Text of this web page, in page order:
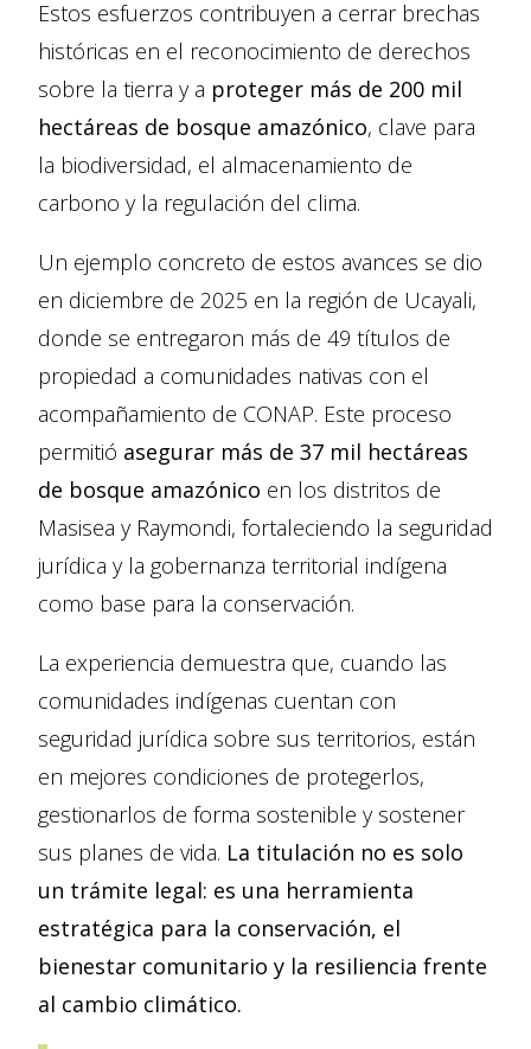
Estos esfuerzos contribuyen a cerrar brechas
históricas en el reconocimiento de derechos
sobre la tierra y a proteger más de 200 mil
hectáreas de bosque amazónico, clave para
la biodiversidad, el almacenamiento de
carbono y la regulación del clima.
Un ejemplo concreto de estos avances se dio
en diciembre de 2025 en la región de Ucayali,
donde se entregaron más de 49 títulos de
propiedad a comunidades nativas con el
acompañamiento de CONAP. Este proceso
permitió asegurar más de 37 mil hectáreas
de bosque amazónico en los distritos de
Masisea y Raymondi, fortaleciendo la seguridad
jurídica y la gobernanza territorial indígena
como base para la conservación.
La experiencia demuestra que, cuando las
comunidades indígenas cuentan con
seguridad jurídica sobre sus territorios, están
en mejores condiciones de protegerlos,
gestionarlos de forma sostenible y sostener
sus planes de vida. La titulación no es solo
un trámite legal: es una herramienta
estratégica para la conservación, el
bienestar comunitario y la resiliencia frente
al cambio climático.